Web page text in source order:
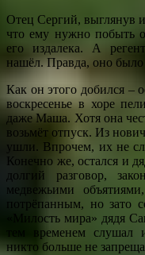
Отец Сергий, выглянув
что ему нужно побыть
его издалека. А
нашёл. Правда, оно было
Как он этого добился –
воскресенье в хоре
даже Маша. Хотя она
возьмёт отпуск. Из
ушли. Впрочем, их не
Конечно же, остался и
долгий разговор,
медвежьими
потрёпанным, но зато
«Милость мира» дядя
тем временем слушал
никто больше не